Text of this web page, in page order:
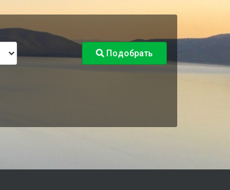
Подобрать